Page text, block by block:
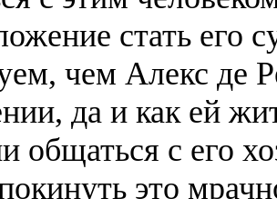
стать его
чем Алекс де
да и как ей
общаться с его
это